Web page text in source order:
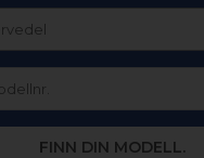
FINN DIN MODELL.